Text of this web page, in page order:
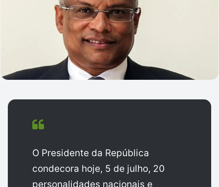
O Presidente da República
condecora hoje, 5 de julho, 20
personalidades nacionais e